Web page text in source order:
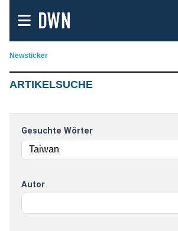
Newsticker
ARTIKELSUCHE
Gesuchte Wörter
Autor